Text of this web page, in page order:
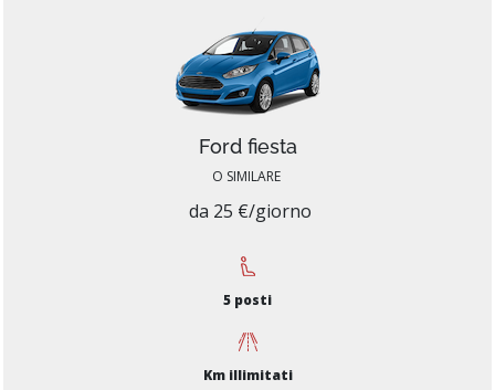
Ford fiesta
O SIMILARE
da 25 €/giorno
5 posti
Km illimitati